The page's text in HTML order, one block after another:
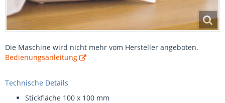
Die Maschine wird nicht mehr vom Hersteller angeboten.
Bedienungsanleitung
Technische Details
Stickfläche 100 x 100 mm